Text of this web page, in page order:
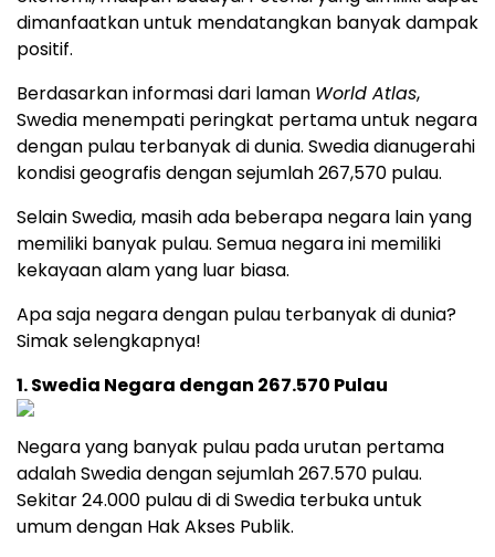
dimanfaatkan untuk mendatangkan banyak dampak
positif.
Berdasarkan informasi dari laman World Atlas,
Swedia menempati peringkat pertama untuk negara
dengan pulau terbanyak di dunia. Swedia dianugerahi
kondisi geografis dengan sejumlah 267,570 pulau.
Selain Swedia, masih ada beberapa negara lain yang
memiliki banyak pulau. Semua negara ini memiliki
kekayaan alam yang luar biasa.
Apa saja negara dengan pulau terbanyak di dunia?
Simak selengkapnya!
1. Swedia Negara dengan 267.570 Pulau
Negara yang banyak pulau pada urutan pertama
adalah Swedia dengan sejumlah 267.570 pulau.
Sekitar 24.000 pulau di di Swedia terbuka untuk
umum dengan Hak Akses Publik.